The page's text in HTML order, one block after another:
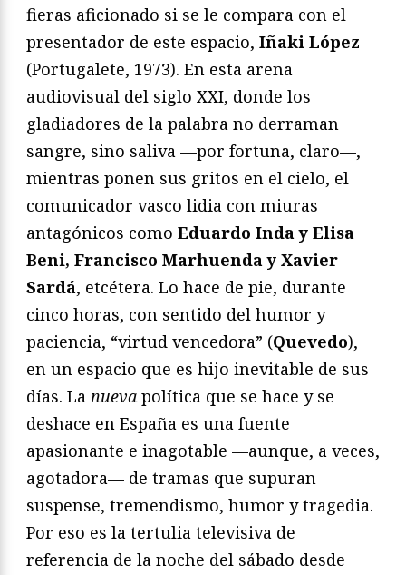
fieras aficionado si se le compara con el
presentador de este espacio, Iñaki López
(Portugalete, 1973). En esta arena
audiovisual del siglo XXI, donde los
gladiadores de la palabra no derraman
sangre, sino saliva —por fortuna, claro—,
mientras ponen sus gritos en el cielo, el
comunicador vasco lidia con miuras
antagónicos como Eduardo Inda y Elisa
Beni, Francisco Marhuenda y Xavier
Sardá, etcétera. Lo hace de pie, durante
cinco horas, con sentido del humor y
paciencia, “virtud vencedora” (Quevedo),
en un espacio que es hijo inevitable de sus
días. La nueva política que se hace y se
deshace en España es una fuente
apasionante e inagotable —aunque, a veces,
agotadora— de tramas que supuran
suspense, tremendismo, humor y tragedia.
Por eso es la tertulia televisiva de
referencia de la noche del sábado desde